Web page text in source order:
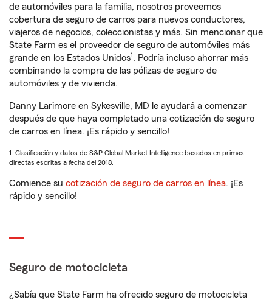
de automóviles para la familia, nosotros proveemos
cobertura de seguro de carros para nuevos conductores,
viajeros de negocios, coleccionistas y más. Sin mencionar que
State Farm es el proveedor de seguro de automóviles más
grande en los Estados Unidos1. Podría incluso ahorrar más
combinando la compra de las pólizas de seguro de
automóviles y de vivienda.
Danny Larimore en Sykesville, MD le ayudará a comenzar
después de que haya completado una cotización de seguro
de carros en línea. ¡Es rápido y sencillo!
1. Clasificación y datos de S&P Global Market Intelligence basados en primas
directas escritas a fecha del 2018.
Comience su cotización de seguro de carros en línea. ¡Es
rápido y sencillo!
Seguro de motocicleta
¿Sabía que State Farm ha ofrecido seguro de motocicleta